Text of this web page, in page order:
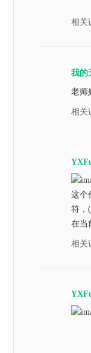
相关
我的
老师
相关
这个
符，
在当
相关